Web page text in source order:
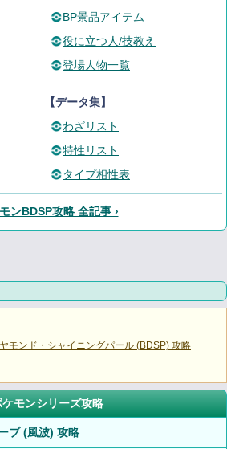
BP景品アイテム
役に立つ人/技教え
登場人物一覧
【データ集】
わざリスト
特性リスト
タイプ相性表
ンBDSP攻略 全記事 ›
モンド・シャイニングパール (BDSP) 攻略
ケモンシリーズ攻略
ブ (風波) 攻略